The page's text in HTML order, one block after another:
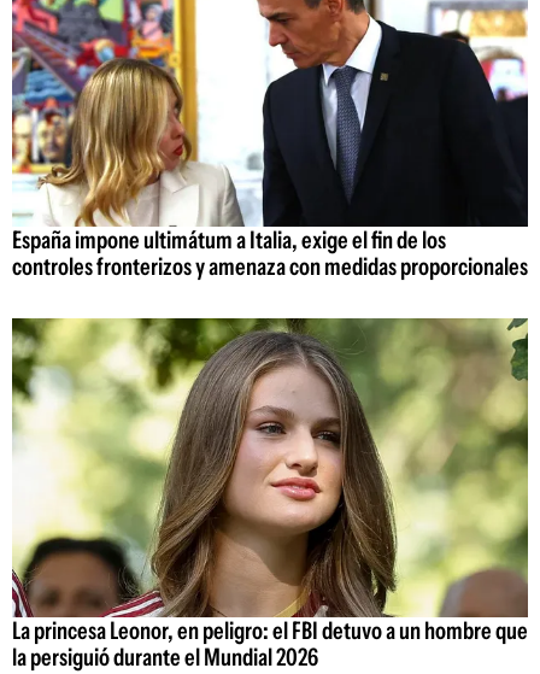
España impone ultimátum a Italia, exige el fin de los
controles fronterizos y amenaza con medidas proporcionales
La princesa Leonor, en peligro: el FBI detuvo a un hombre que
la persiguió durante el Mundial 2026